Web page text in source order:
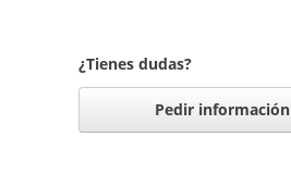
¿Tienes dudas?
Pedir información